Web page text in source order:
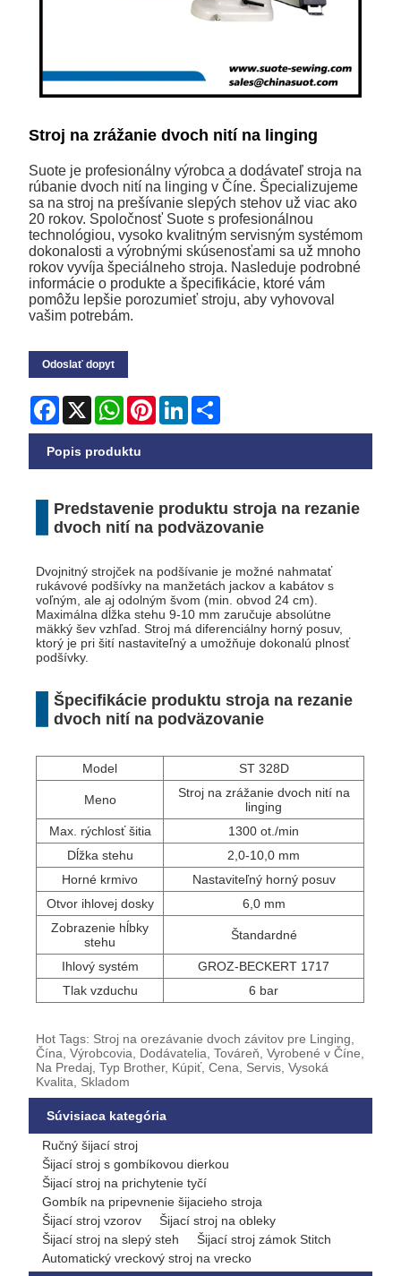
Stroj na zrážanie dvoch nití na linging
Suote je profesionálny výrobca a dodávateľ stroja na
rúbanie dvoch nití na linging v Číne. Špecializujeme
sa na stroj na prešívanie slepých stehov už viac ako
20 rokov. Spoločnosť Suote s profesionálnou
technológiou, vysoko kvalitným servisným systémom
dokonalosti a výrobnými skúsenosťami sa už mnoho
rokov vyvíja špeciálneho stroja. Nasleduje podrobné
informácie o produkte a špecifikácie, ktoré vám
pomôžu lepšie porozumieť stroju, aby vyhovoval
vašim potrebám.
Odoslať dopyt
Facebook
X WhatsApp
PinterestLinkedIn
Popis produktu
Predstavenie produktu stroja na rezanie
dvoch nití na podväzovanie
Dvojnitný strojček na podšívanie je možné nahmatať
rukávové podšívky na manžetách jackov a kabátov s
voľným, ale aj odolným švom (min. obvod 24 cm).
Maximálna dĺžka stehu 9-10 mm zaručuje absolútne
mäkký šev vzhľad. Stroj má diferenciálny horný posuv,
ktorý je pri šití nastaviteľný a umožňuje dokonalú plnosť
podšívky.
Špecifikácie produktu stroja na rezanie
dvoch nití na podväzovanie
Model ST 328D
Meno
Stroj na zrážanie dvoch nití na
linging
Max. rýchlosť šitia
1300 ot./min
Dĺžka stehu
2,0-10,0 mm
Horné krmivo
Nastaviteľný horný posuv
Otvor ihlovej dosky
6,0 mm
Zobrazenie hĺbky
stehu
Štandardné
Ihlový systém
GROZ-BECKERT 1717
Tlak vzduchu
6 bar
Hot Tags: Stroj na orezávanie dvoch závitov pre Linging,
Čína, Výrobcovia, Dodávatelia, Továreň, Vyrobené v Číne,
Na Predaj, Typ Brother, Kúpiť, Cena, Servis, Vysoká
Kvalita, Skladom
Súvisiaca kategória
Ručný šijací stroj
Šijací stroj s gombíkovou dierkou
Šijací stroj na prichytenie tyčí
Gombík na pripevnenie šijacieho stroja
Šijací stroj vzorov
Šijací stroj na obleky
Šijací stroj na slepý steh
Šijací stroj zámok Stitch
Automatický vreckový stroj na vrecko